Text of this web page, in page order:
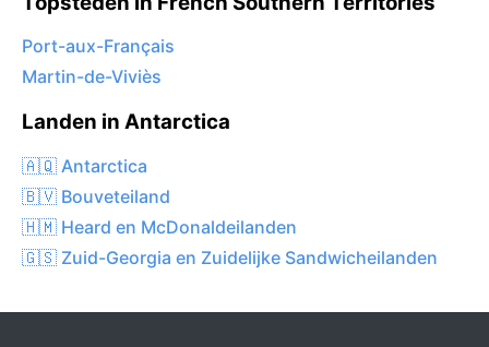
Port-aux-Français
Martin-de-Viviès
Landen in Antarctica
🇦🇶 Antarctica
🇧🇻 Bouveteiland
🇭🇲 Heard en McDonaldeilanden
🇬🇸 Zuid-Georgia en Zuidelijke Sandwicheilanden